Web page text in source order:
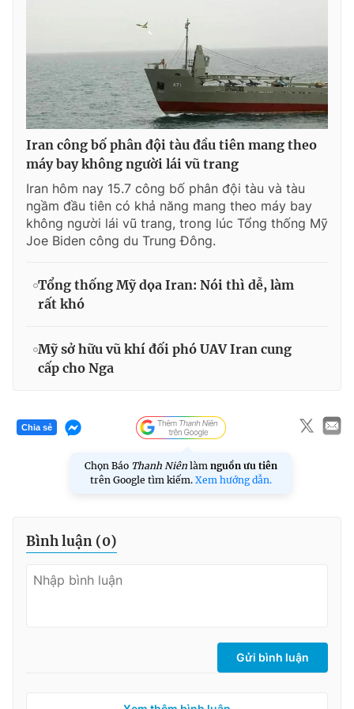
Iran công bố phân đội tàu đầu tiên mang theo
máy bay không người lái vũ trang
Iran hôm nay 15.7 công bố phân đội tàu và tàu
ngầm đầu tiên có khả năng mang theo máy bay
không người lái vũ trang, trong lúc Tổng thống Mỹ
Joe Biden công du Trung Đông.
Tổng thống Mỹ dọa Iran: Nói thì dễ, làm
rất khó
Mỹ sở hữu vũ khí đối phó UAV Iran cung
cấp cho Nga
Chia sẻ
Chọn Báo Thanh Niên làm nguồn ưu tiên
trên Google tìm kiếm. Xem hướng dẫn.
Bình luận (0)
Gửi bình luận